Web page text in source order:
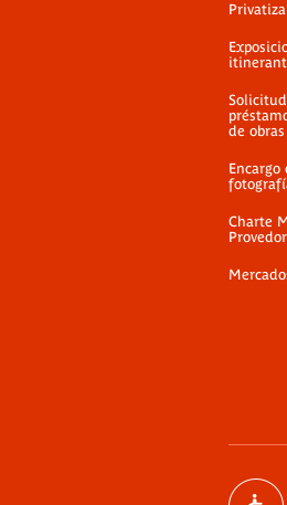
de obras
Encargo
Charte